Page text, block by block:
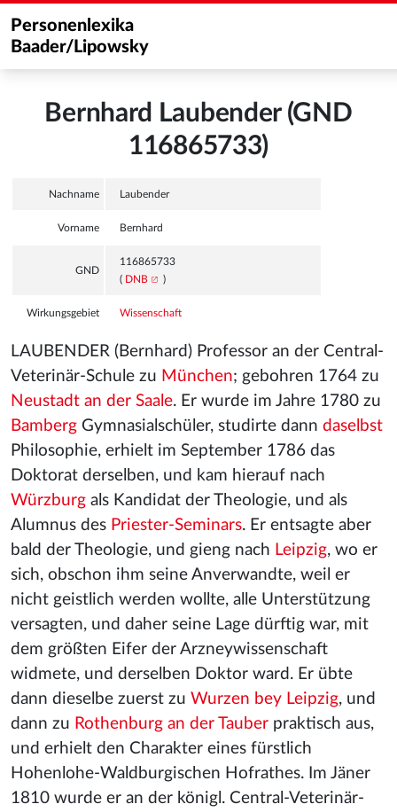
Personenlexika
Baader/Lipowsky
Bernhard Laubender (GND
116865733)
Nachname Laubender
Vorname Bernhard
GND
116865733
( DNB )
Wirkungsgebiet Wissenschaft
LAUBENDER (Bernhard) Professor an der Central-
Veterinär-Schule zu München; gebohren 1764 zu
Neustadt an der Saale. Er wurde im Jahre 1780 zu
Bamberg Gymnasialschüler, studirte dann daselbst
Philosophie, erhielt im September 1786 das
Doktorat derselben, und kam hierauf nach
Würzburg als Kandidat der Theologie, und als
Alumnus des Priester-Seminars. Er entsagte aber
bald der Theologie, und gieng nach Leipzig, wo er
sich, obschon ihm seine Anverwandte, weil er
nicht geistlich werden wollte, alle Unterstützung
versagten, und daher seine Lage dürftig war, mit
dem größten Eifer der Arzneywissenschaft
widmete, und derselben Doktor ward. Er übte
dann dieselbe zuerst zu Wurzen bey Leipzig, und
dann zu Rothenburg an der Tauber praktisch aus,
und erhielt den Charakter eines fürstlich
Hohenlohe-Waldburgischen Hofrathes. Im Jäner
1810 wurde er an der königl. Central-Veterinär-